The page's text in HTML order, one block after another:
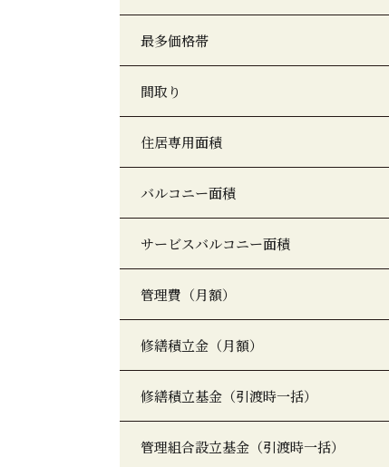
最多価格帯
間取り
住居専用面積
バルコニー面積
サービスバルコニー面積
管理費（月額）
修繕積立金（月額）
修繕積立基金（引渡時一括）
管理組合設立基金（引渡時一括）